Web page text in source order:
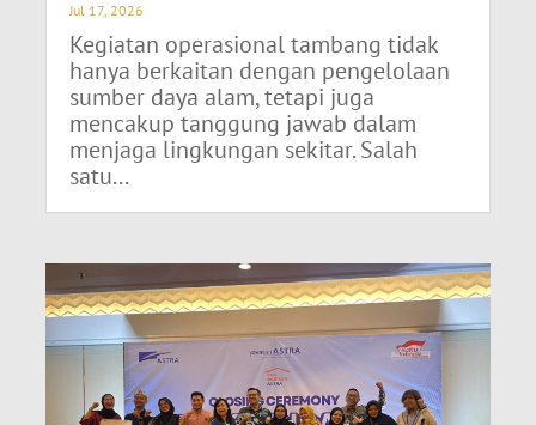
Jul 17, 2026
Kegiatan operasional tambang tidak
hanya berkaitan dengan pengelolaan
sumber daya alam, tetapi juga
mencakup tanggung jawab dalam
menjaga lingkungan sekitar. Salah
satu...